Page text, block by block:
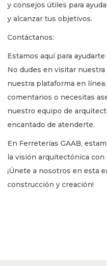
y consejos útiles para
y alcanzar tus objetivos.
Contáctanos:
Estamos aquí para
No dudes en visitar
nuestra plataforma en
comentarios o necesitas
nuestro equipo de
encantado de atenderte.
En Ferreterías GAAB,
la visión arquitectónica
¡Únete a nosotros en esta
construcción y creación!